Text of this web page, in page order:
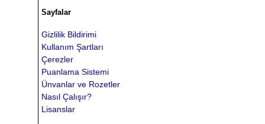
Sayfalar
Gizlilik Bildirimi
Kullanım Şartları
Çerezler
Puanlama Sistemi
Ünvanlar ve Rozetler
Nasıl Çalışır?
Lisanslar